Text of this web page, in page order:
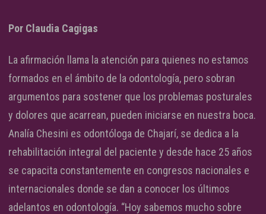
Por Claudia Cagigas
La afirmación llama la atención para quienes no estamos
formados en el ámbito de la odontología, pero sobran
argumentos para sostener que los problemas posturales
y dolores que acarrean, pueden iniciarse en nuestra boca.
Analía Chesini es odontóloga de Chajarí, se dedica a la
rehabilitación integral del paciente y desde hace 25 años
se capacita constantemente en congresos nacionales e
internacionales donde se dan a conocer los últimos
adelantos en odontología. “Hoy sabemos mucho sobre